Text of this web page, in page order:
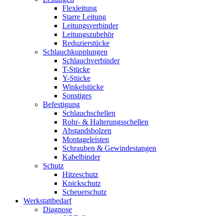
Flexleitung
Starre Leitung
Leitungsverbinder
Leitungszubehör
Reduzierstücke
Schlauchkupplungen
Schlauchverbinder
T-Stücke
Y-Stücke
Winkelstücke
Sonstiges
Befestigung
Schlauchschellen
Rohr- & Halterungsschellen
Abstandsbolzen
Montageleisten
Schrauben & Gewindestangen
Kabelbinder
Schutz
Hitzeschutz
Knickschutz
Scheuerschutz
Werkstattbedarf
Diagnose